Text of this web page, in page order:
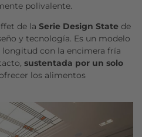
polivalente.
de la Serie Design State de
y tecnología. Es un modelo
con la encimera fría
sustentada por un solo
los alimentos